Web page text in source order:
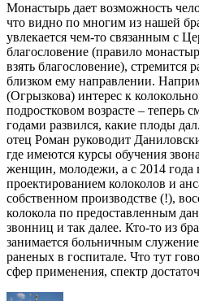
Монастырь дает возможность
что видно по многим из нашей
увлекается чем-то связанным с
благословение (правило
взять благословение), стремится
близком ему направлении.
(Огрызкова) интерес к
подростковом возрасте – теперь
годами развился, какие плоды
отец Роман руководит
где имеются курсы обучения
женщин, молодежи, а с 2014 года
проектированием колоколов и
собственном производстве (!),
колокола по предоставленным
звонниц и так далее. Кто-то из
занимается больничным
раненых в госпитале. Что тут
сфер применения, спектр